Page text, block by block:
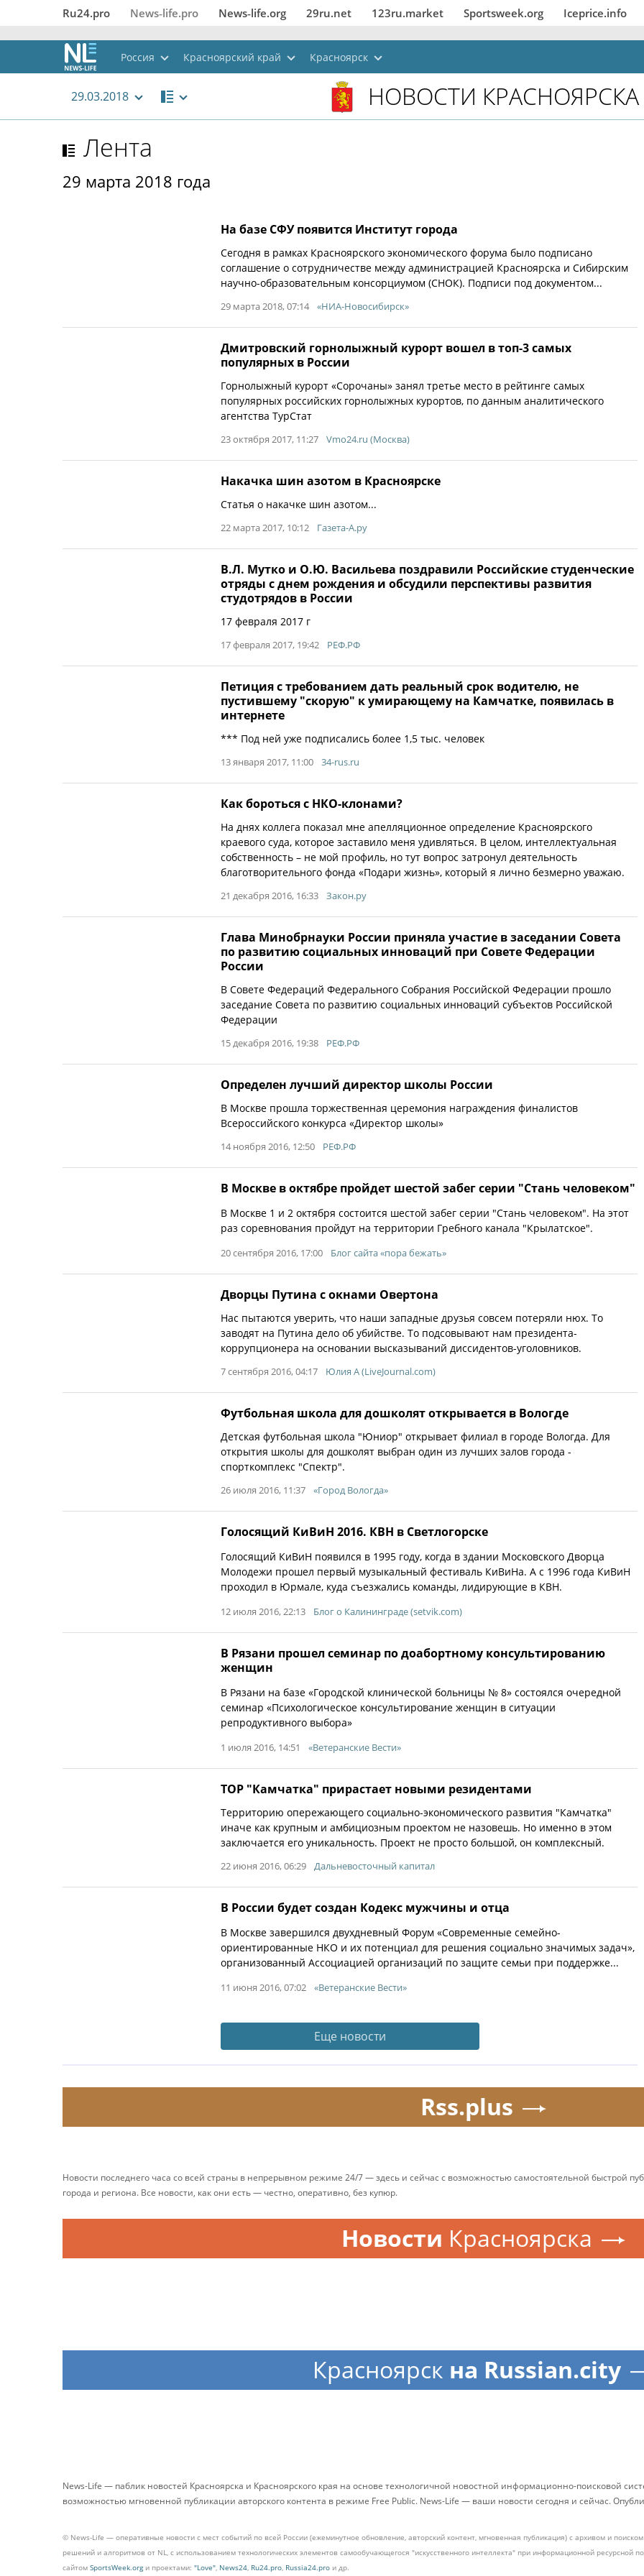
Ru24.pro News‑life.pro News‑life.org 29ru.net 123ru.market Sportsweek.org Iceprice.info
Россия Красноярский край Красноярск
29.03.2018 НОВОСТИ КРАСНОЯРСКА
Лента
29 марта 2018 года
На базе СФУ появится Институт города
Сегодня в рамках Красноярского экономического форума было подписано
соглашение о сотрудничестве между администрацией Красноярска и Сибирским
научно-образовательным консорциумом (СНОК). Подписи под документом...
29 марта 2018, 07:14 «НИА-Новосибирск»
Дмитровский горнолыжный курорт вошел в топ-3 самых
популярных в России
Горнолыжный курорт «Сорочаны» занял третье место в рейтинге самых
популярных российских горнолыжных курортов, по данным аналитического
агентства ТурСтат
23 октября 2017, 11:27 Vmo24.ru (Москва)
Накачка шин азотом в Красноярске
Статья о накачке шин азотом...
22 марта 2017, 10:12 Газета-А.ру
В.Л. Мутко и О.Ю. Васильева поздравили Российские студенческие
отряды с днем рождения и обсудили перспективы развития
студотрядов в России
17 февраля 2017 г
17 февраля 2017, 19:42 РЕФ.РФ
Петиция с требованием дать реальный срок водителю, не
пустившему "скорую" к умирающему на Камчатке, появилась в
интернете
*** Под ней уже подписались более 1,5 тыс. человек
13 января 2017, 11:00 34-rus.ru
Как бороться с НКО-клонами?
На днях коллега показал мне апелляционное определение Красноярского
краевого суда, которое заставило меня удивляться. В целом, интеллектуальная
собственность – не мой профиль, но тут вопрос затронул деятельность
благотворительного фонда «Подари жизнь», который я лично безмерно уважаю.
21 декабря 2016, 16:33 Закон.ру
Глава Минобрнауки России приняла участие в заседании Совета
по развитию социальных инноваций при Совете Федерации
России
В Совете Федераций Федерального Собрания Российской Федерации прошло
заседание Совета по развитию социальных инноваций субъектов Российской
Федерации
15 декабря 2016, 19:38 РЕФ.РФ
Определен лучший директор школы России
В Москве прошла торжественная церемония награждения финалистов
Всероссийского конкурса «Директор школы»
14 ноября 2016, 12:50 РЕФ.РФ
В Москве в октябре пройдет шестой забег серии "Стань человеком"
В Москве 1 и 2 октября состоится шестой забег серии "Стань человеком". На этот
раз соревнования пройдут на территории Гребного канала "Крылатское".
20 сентября 2016, 17:00 Блог сайта «пора бежать»
Дворцы Путина с окнами Овертона
Нас пытаются уверить, что наши западные друзья совсем потеряли нюх. То
заводят на Путина дело об убийстве. То подсовывают нам президента-
коррупционера на основании высказываний диссидентов-уголовников.
7 сентября 2016, 04:17 Юлия A (LiveJournal.com)
Футбольная школа для дошколят открывается в Вологде
Детская футбольная школа "Юниор" открывает филиал в городе Вологда. Для
открытия школы для дошколят выбран один из лучших залов города -
спорткомплекс "Спектр".
26 июля 2016, 11:37 «Город Вологда»
Голосящий КиВиН 2016. КВН в Светлогорске
Голосящий КиВиН появился в 1995 году, когда в здании Московского Дворца
Молодежи прошел первый музыкальный фестиваль КиВиНа. А с 1996 года КиВиН
проходил в Юрмале, куда съезжались команды, лидирующие в КВН.
12 июля 2016, 22:13 Блог о Калининграде (setvik.com)
В Рязани прошел семинар по доабортному консультированию
женщин
В Рязани на базе «Городской клинической больницы № 8» состоялся очередной
семинар «Психологическое консультирование женщин в ситуации
репродуктивного выбора»
1 июля 2016, 14:51 «Ветеранские Вести»
ТОР "Камчатка" прирастает новыми резидентами
Территорию опережающего социально-экономического развития "Камчатка"
иначе как крупным и амбициозным проектом не назовешь. Но именно в этом
заключается его уникальность. Проект не просто большой, он комплексный.
22 июня 2016, 06:29 Дальневосточный капитал
В России будет создан Кодекс мужчины и отца
В Москве завершился двухдневный Форум «Современные семейно-
ориентированные НКО и их потенциал для решения социально значимых задач»,
организованный Ассоциацией организаций по защите семьи при поддержке...
11 июня 2016, 07:02 «Ветеранские Вести»
Еще новости
Rss.plus
Новости последнего часа со всей страны в непрерывном режиме 24/7 — здесь и сейчас с возможностью самостоятельной быстрой
города и региона. Все новости, как они есть — честно, оперативно, без купюр.
Новости Красноярска
Красноярск на Russian.city
News-Life — паблик новостей Красноярска и Красноярского края на основе технологичной новостной информационно-поисковой
возможностью мгновенной публикации авторского контента в режиме Free Public. News-Life — ваши новости сегодня и сейчас.
© News-Life — оперативные новости с мест событий по всей России (ежеминутное обновление, авторский контент, мгновенная публикация) с архивом и
решений и алгоритмов от NL, с использованием технологических элементов самообучающегося "искусственного интеллекта" при информационной ресурсной
сайтом SportsWeek.orgи проектами: "Love", News24, Ru24.pro, Russia24.pro и др.